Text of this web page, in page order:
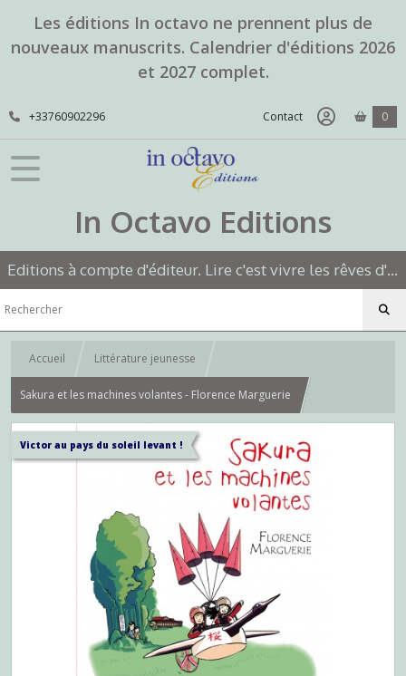
Les éditions In octavo ne prennent plus de
nouveaux manuscrits. Calendrier d'éditions 2026
et 2027 complet.
+33760902296 Contact 0
In Octavo Editions
Editions à compte d'éditeur. Lire c'est vivre les rêves d'un autre.
Accueil Littérature jeunesse
Sakura et les machines volantes - Florence Marguerie
Victor au pays du soleil levant !